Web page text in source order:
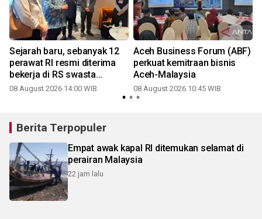
Sejarah baru, sebanyak 12
perawat RI resmi diterima
bekerja di RS swasta
Malaysia
08 August 2026 14:00 WIB
Aceh Business Forum (ABF)
perkuat kemitraan bisnis
Aceh-Malaysia
08 August 2026 10:45 WIB
Berita Terpopuler
Empat awak kapal RI ditemukan selamat di
perairan Malaysia
22 jam lalu